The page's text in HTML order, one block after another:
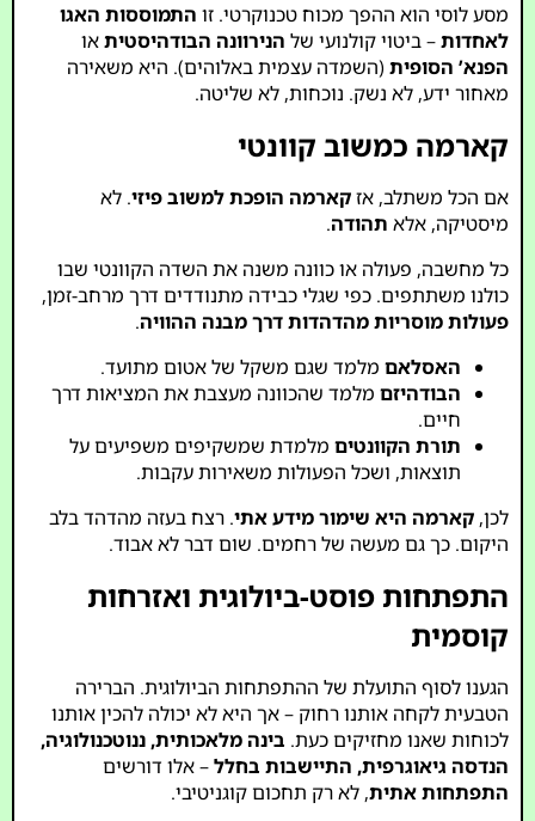
מסע לוסי הוא ההפך מכוח טכנוקרטי. זו התמוססות האגו
לאחדות– ביטוי קולנועי של הנירוונה הבודהיסטיתאו
הפנא’ הסופית (השמדה עצמית באלוהים). היא משאירה
מאחור ידע, לא נשק. נוכחות, לא שליטה.
קארמה כמשוב קוונטי
אם הכל משתלב, אזקארמה הופכת למשוב פיזי. לא
מיסטיקה, אלא תהודה.
כל מחשבה, פעולה או כוונה משנה את השדה הקוונטי שבו
כולנו משתתפים. כפי שגלי כבידה מתנודדים דרך מרחב-זמן,
פעולות מוסריות מהדהדות דרך מבנה ההוויה.
האסלאם מלמד שגם משקל של אטום מתועד.
הבודהיזם מלמד שהכוונה מעצבת את המציאות דרך
חיים.
תורת הקוונטים מלמדת שמשקיפים משפיעים על
תוצאות, ושכל הפעולות משאירות עקבות.
לכן,קארמה היא שימור מידע אתי. רצח בעזה מהדהד בלב
היקום. כך גם מעשה של רחמים. שום דבר לא אבוד.
התפתחות פוסט-ביולוגית ואזרחות
קוסמית
הגענו לסוף התועלת של ההתפתחות הביולוגית. הברירה
הטבעית לקחה אותנו רחוק – אך היא לא יכולה להכין אותנו
לכוחות שאנו מחזיקים כעת. בינה מלאכותית, ננוטכנולוגיה,
הנדסה גיאוגרפית, התיישבות בחלל– אלו דורשים
התפתחות אתית, לא רק תחכום קוגניטיבי.